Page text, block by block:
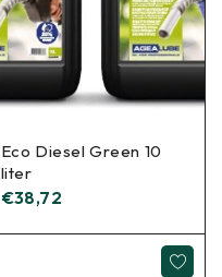
Eco Diesel Green 10
liter
€38,72